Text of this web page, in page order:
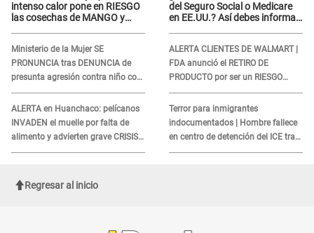
intenso calor pone en RIESGO
las cosechas de MANGO y
Ministerio de la Mujer SE
PRONUNCIA tras DENUNCIA de
presunta agresión contra niño con
autismo en Surco
ALERTA en Huanchaco: pelícanos
INVADEN el muelle por falta de
alimento y advierten grave CRISIS
en el mar
del Seguro Social o Medicare
en EE.UU.? Así debes informar
ALERTA CLIENTES DE WALMART |
FDA anunció el RETIRO DE
PRODUCTO por ser un RIESGO
MORTAL para consumidores: ¿Cuál
es?
Terror para inmigrantes
indocumentados | Hombre fallece
en centro de detención del ICE tras
sufrir una "emergencia médica"
Regresar al inicio